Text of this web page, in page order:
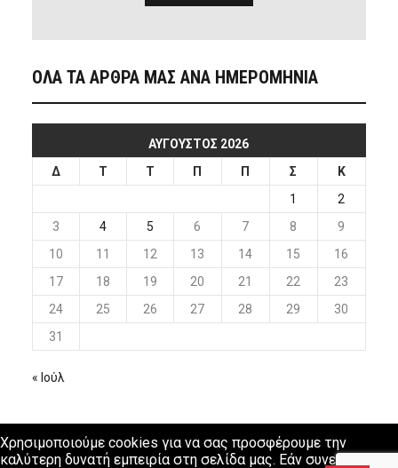
ΟΛΑ ΤΑ ΑΡΘΡΑ ΜΑΣ ΑΝΑ ΗΜΕΡΟΜΗΝΙΑ
ΑΎΓΟΥΣΤΟΣ 2026
Δ
Τ Τ Π Π Σ
Κ
1
2
3
4 5 6 7 8
9
10
11 12 13 14 15
16
17
18 19 20 21 22
23
24
25 26 27 28 29
30
31
« Ιούλ
Χρησιμοποιούμε cookies για να σας προσφέρουμε την
καλύτερη δυνατή εμπειρία στη σελίδα μας. Εάν συνεχίσετε να